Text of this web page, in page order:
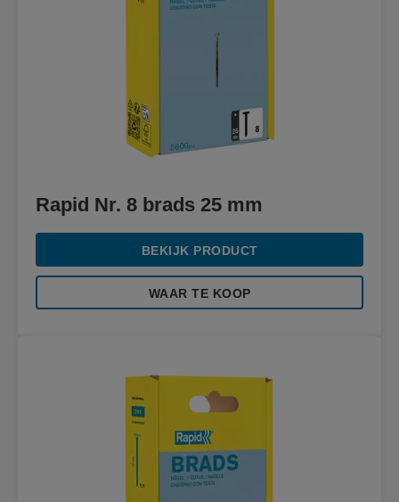
Rapid Nr. 8 brads 25 mm
BEKIJK PRODUCT
WAAR TE KOOP